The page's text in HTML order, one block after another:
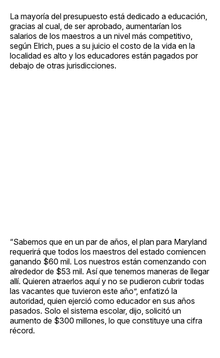
La mayoría del presupuesto está dedicado a educación,
gracias al cual, de ser aprobado, aumentarían los
salarios de los maestros a un nivel más competitivo,
según Elrich, pues a su juicio el costo de la vida en la
localidad es alto y los educadores están pagados por
debajo de otras jurisdicciones.
“Sabemos que en un par de años, el plan para Maryland
requerirá que todos los maestros del estado comiencen
ganando $60 mil. Los nuestros están comenzando con
alrededor de $53 mil. Así que tenemos maneras de llegar
allí. Quieren atraerlos aquí y no se pudieron cubrir todas
las vacantes que tuvieron este año”, enfatizó la
autoridad, quien ejerció como educador en sus años
pasados. Solo el sistema escolar, dijo, solicitó un
aumento de $300 millones, lo que constituye una cifra
récord.